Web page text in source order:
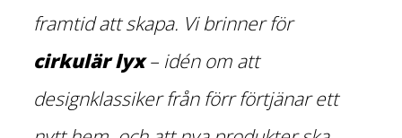
framtid att skapa. Vi brinner för
cirkulär lyx– idén om att
designklassiker från förr förtjänar ett